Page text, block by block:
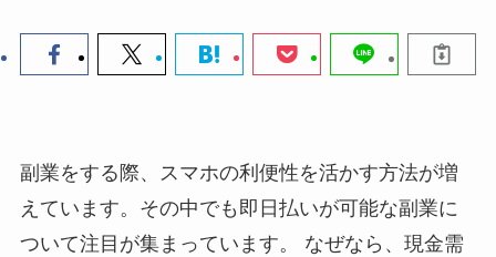
副業をする際、スマホの利便性を活かす方法が増
えています。その中でも即日払いが可能な副業に
ついて注目が集まっています。 なぜなら、現金需